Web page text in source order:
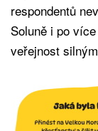
respondentů
Soluně i po
veřejnost